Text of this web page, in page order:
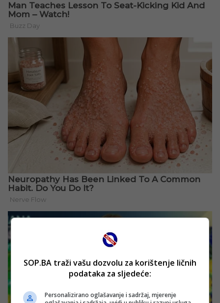
SOP.BA traži vašu dozvolu za korištenje ličnih
podataka za sljedeće:
Personalizirano oglašavanje i sadržaj, mjerenje